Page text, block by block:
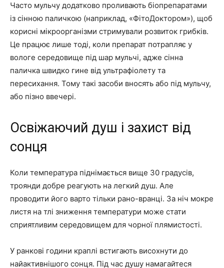
Часто мульчу додатково проливають біопрепаратами
із сінною паличкою (наприклад, «ФітоДоктором»), щоб
корисні мікроорганізми стримували розвиток грибків.
Це працює лише тоді, коли препарат потрапляє у
вологе середовище під шар мульчі, адже сінна
паличка швидко гине від ультрафіолету та
пересихання. Тому такі засоби вносять або під мульчу,
або пізно ввечері.
Освіжаючий душ і захист від
сонця
Коли температура піднімається вище 30 градусів,
троянди добре реагують на легкий душ. Але
проводити його варто тільки рано-вранці. За ніч мокре
листя на тлі зниження температури може стати
сприятливим середовищем для чорної плямистості.
У ранкові години краплі встигають висохнути до
найактивнішого сонця. Під час душу намагайтеся